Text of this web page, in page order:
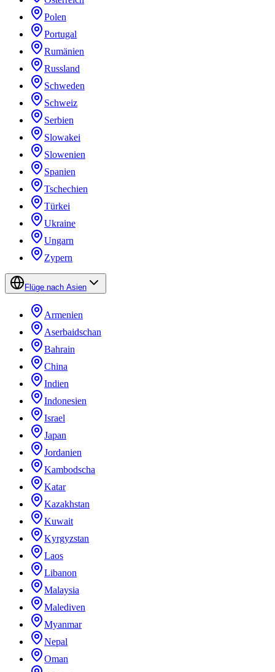
Polen
Portugal
Rumänien
Russland
Schweden
Schweiz
Serbien
Slowakei
Slowenien
Spanien
Tschechien
Türkei
Ukraine
Ungarn
Zypern
Flüge nach Asien
Armenien
Aserbaidschan
Bahrain
China
Indien
Indonesien
Israel
Japan
Jordanien
Kambodscha
Katar
Kazakhstan
Kuwait
Kyrgyzstan
Laos
Libanon
Malaysia
Malediven
Myanmar
Nepal
Oman